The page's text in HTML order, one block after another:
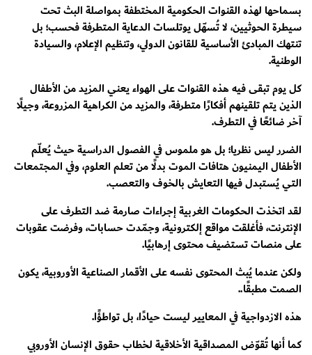
بسماحها لهذه القنوات الحكومية المختطفة بمواصلة البث تحت
سيطرة الحوثيين، لا تُسهّل يوتلسات الدعاية المتطرفة فحسب؛ بل
تنتهك المبادئ الأساسية للقانون الدولي، وتنظيم الإعلام، والسيادة
الوطنية.
كل يوم تبقى فيه هذه القنوات على الهواء يعني المزيد من الأطفال
الذين يتم تلقينهم أفكارًا متطرفة، والمزيد من الكراهية المزروعة، وجيلًا
آخر ضائعًا في التطرف.
الضرر ليس نظريا؛ بل هو ملموس في الفصول الدراسية حيث يُعلّم
الأطفال اليمنيون هتافات الموت بدلًا من تعلم العلوم، وفي المجتمعات
التي يُستبدل فيها التعايش بالخوف والتعصب.
لقد اتخذت الحكومات الغربية إجراءات صارمة ضد التطرف على
الإنترنت، فأغلقت مواقع إلكترونية، وجمّدت حسابات، وفرضت عقوبات
على منصات تستضيف محتوى إرهابيًا.
ولكن عندما يُبث المحتوى نفسه على الأقمار الصناعية الأوروبية، يكون
الصمت مطبقًا..
هذه الازدواجية في المعايير ليست حيادًا، بل تواطؤًا.
كما أنها تُقوّض المصداقية الأخلاقية لخطاب حقوق الإنسان الأوروبي